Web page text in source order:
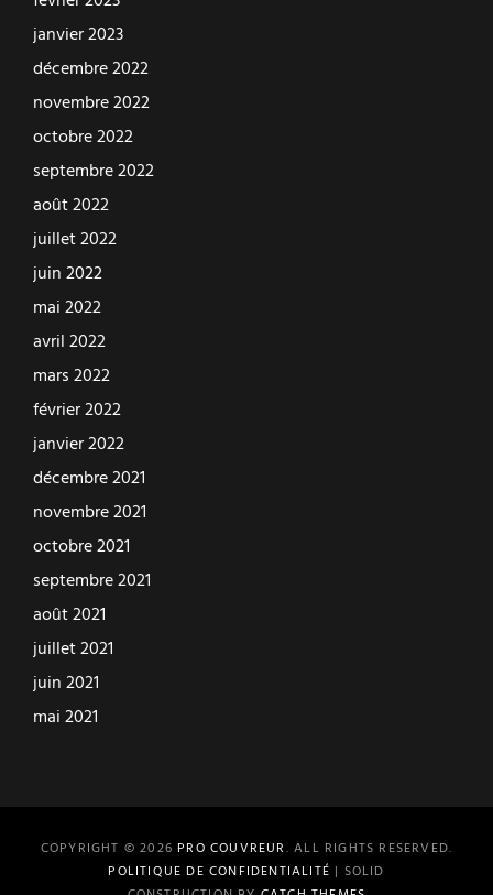
janvier 2023
décembre 2022
novembre 2022
octobre 2022
septembre 2022
août 2022
juillet 2022
juin 2022
mai 2022
avril 2022
mars 2022
février 2022
janvier 2022
décembre 2021
novembre 2021
octobre 2021
septembre 2021
août 2021
juillet 2021
juin 2021
mai 2021
COPYRIGHT © 2026 PRO COUVREUR. ALL RIGHTS RESERVED.
POLITIQUE DE CONFIDENTIALITÉ | SOLID